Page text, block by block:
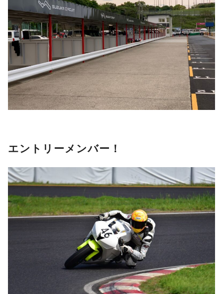
エントリーメンバー！